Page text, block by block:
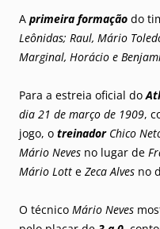
A primeira formação do
Leônidas; Raul, Mário
Marginal, Horácio e
Para a estreia oficial do
dia 21 de março de 1909,
jogo, o treinador Chico
Mário Neves no lugar de
Mário Lott e Zeca Alves no
O técnico Mário Neves